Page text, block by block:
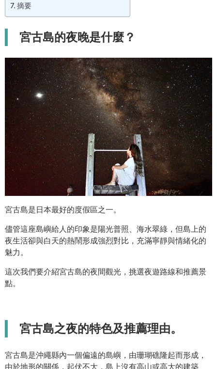
摘要
宮古島的夜晚是什麼？
宮古島是日本最好的度假區之一。
儘管這座島嶼給人的印象是陽光普照、海水翠綠，但島上的
夜生活卻與白天的熱鬧形成強烈對比，充滿寧靜與情緒化的
魅力。
這次我們要介紹宮古島的夜間觀光，挑選夜遊路線和推薦景
點。
宮古島之夜的特色及推薦理由。
宮古島是沖繩縣內一個偏遠的島嶼，由珊瑚礁隆起而形成，
由於地形的關係，起伏不大，島上沒有高山或高大的建築